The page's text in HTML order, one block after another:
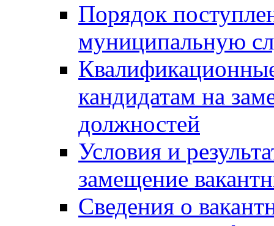
Порядок
муниципальную
кандидатам на
должностей
Условия и
замещение
Сведения о